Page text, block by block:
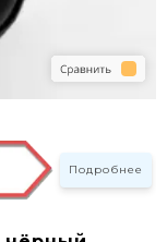
Подробнее